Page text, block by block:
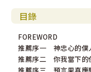
目錄
FOREWORD
推薦序一 神忠心的
推薦序二 你我當下